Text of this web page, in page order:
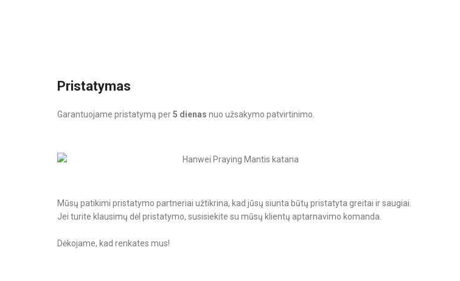
Pristatymas
Garantuojame pristatymą per5 dienas nuo užsakymo patvirtinimo.
Mūsų patikimi pristatymo partneriai užtikrina, kad jūsų siunta būtų pristatyta greitai ir saugiai.
Jei turite klausimų dėl pristatymo, susisiekite su mūsų klientų aptarnavimo komanda.
Dėkojame, kad renkates mus!